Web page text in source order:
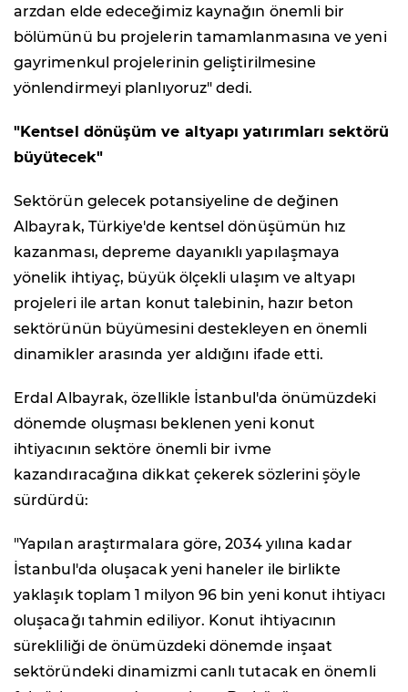
arzdan elde edeceğimiz kaynağın önemli bir
bölümünü bu projelerin tamamlanmasına ve yeni
gayrimenkul projelerinin geliştirilmesine
yönlendirmeyi planlıyoruz" dedi.
"Kentsel dönüşüm ve altyapı yatırımları sektörü
büyütecek"
Sektörün gelecek potansiyeline de değinen
Albayrak, Türkiye'de kentsel dönüşümün hız
kazanması, depreme dayanıklı yapılaşmaya
yönelik ihtiyaç, büyük ölçekli ulaşım ve altyapı
projeleri ile artan konut talebinin, hazır beton
sektörünün büyümesini destekleyen en önemli
dinamikler arasında yer aldığını ifade etti.
Erdal Albayrak, özellikle İstanbul'da önümüzdeki
dönemde oluşması beklenen yeni konut
ihtiyacının sektöre önemli bir ivme
kazandıracağına dikkat çekerek sözlerini şöyle
sürdürdü:
"Yapılan araştırmalara göre, 2034 yılına kadar
İstanbul'da oluşacak yeni haneler ile birlikte
yaklaşık toplam 1 milyon 96 bin yeni konut ihtiyacı
oluşacağı tahmin ediliyor. Konut ihtiyacının
sürekliliği de önümüzdeki dönemde inşaat
sektöründeki dinamizmi canlı tutacak en önemli